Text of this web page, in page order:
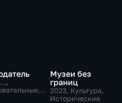
…,
Музеи без
границ
2023, Культура,
Исторические